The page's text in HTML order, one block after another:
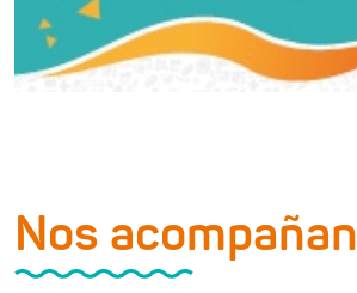
Nos acompañan